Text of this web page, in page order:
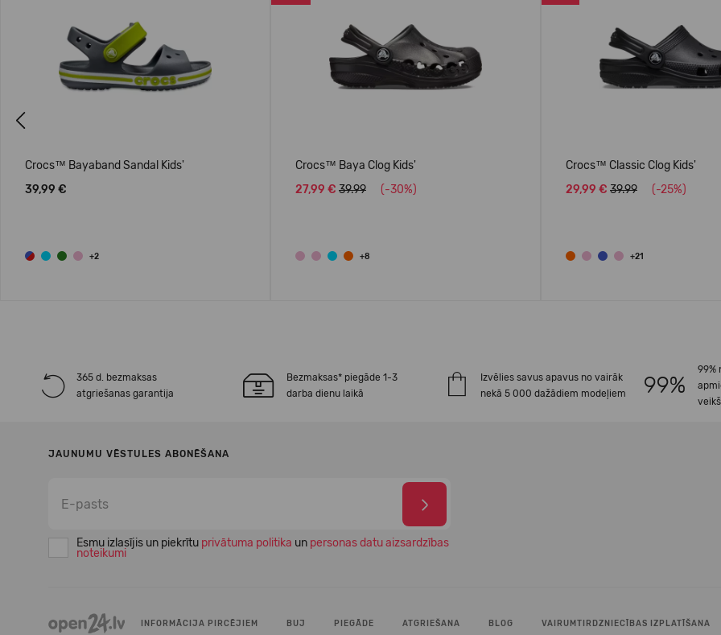
Crocs™ Bayaband Sandal Kids'
39,99 €
+2
Crocs™ Baya Clog Kids'
27,99 € 39.99 (-30%)
+8
Crocs™ Classic Clog Kids'
29,99 € 39.99 (-25%)
+21
365 d. bezmaksas
atgriešanas garantija
Bezmaksas* piegāde 1-3
darba dienu laikā
Izvēlies savus apavus no vairāk
nekā 5 000 dažādiem modeļiem
99%
JAUNUMU VĒSTULES ABONĒŠANA
Esmu izlasījis un piekrītu privātuma politika un personas datu aizsardzības
noteikumi
INFORMĀCIJA PIRCĒJIEM BUJ PIEGĀDE ATGRIEŠANA BLOG VAIRUMTIRDZNIECĪBAS IZPLATĪŠANA